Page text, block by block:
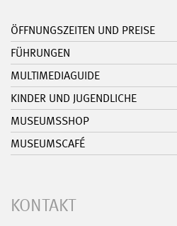
ÖFFNUNGSZEITEN UND PREISE
FÜHRUNGEN
MULTIMEDIAGUIDE
KINDER UND JUGENDLICHE
MUSEUMSSHOP
MUSEUMSCAFÉ
KONTAKT